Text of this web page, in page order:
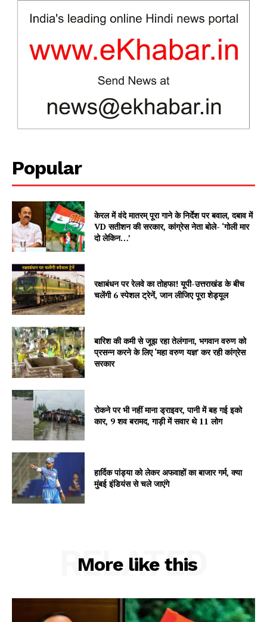
News Week
Magazine PRO
SUBSCRIBE NOW
Company
About
Subscription Plans
My account
Popular
केरल में वंदे मातरम् पूरा गाने के निर्देश पर बवाल, दबाव में
VD सतीशन की सरकार, कांग्रेस नेता बोले- ‘गोली मार
दो लेकिन…’
रक्षाबंधन पर रेलवे का तोहफा! यूपी-उत्तराखंड के बीच
चलेंगी 6 स्पेशल ट्रेनें, जान लीजिए पूरा शेड्यूल
बारिश की कमी से जूझ रहा तेलंगाना, भगवान वरुण को
प्रसन्न करने के लिए ‘महा वरुण यज्ञ’ कर रही कांग्रेस
सरकार
रोकने पर भी नहीं माना ड्राइवर, पानी में बह गई इको
कार, 9 शव बरामद, गाड़ी में सवार थे 11 लोग
हार्दिक पांड्या को लेकर अफवाहों का बाजार गर्म, क्या
मुंबई इंडियंस से चले जाएंगे
More like this
RELATED